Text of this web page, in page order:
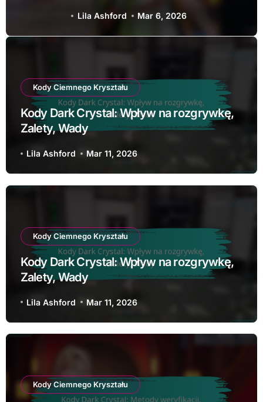
Lila Ashford Mar 11, 2026
Kody Ciemnego Kryształu
Kody Dark Crystal: Wpływ na rozgrywkę,
Zalety, Wady
Lila Ashford Mar 11, 2026
Kody Ciemnego Kryształu
Kody Dark Crystal: Wpływ na rozgrywkę,
Zalety, Wady
Lila Ashford Mar 11, 2026
Kody Ciemnego Kryształu